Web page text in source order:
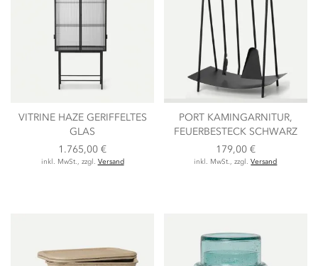
VITRINE HAZE GERIFFELTES
GLAS
1.765,00 €
inkl. MwSt., zzgl. Versand
PORT KAMINGARNITUR,
FEUERBESTECK SCHWARZ
179,00 €
inkl. MwSt., zzgl.Versand